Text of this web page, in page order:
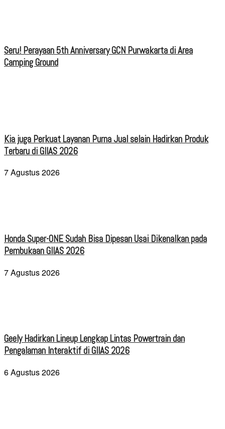
Seru! Perayaan 5th Anniversary GCN Purwakarta di Area
Camping Ground
Kia juga Perkuat Layanan Purna Jual selain Hadirkan Produk
Terbaru di GIIAS 2026
7 Agustus 2026
Honda Super-ONE Sudah Bisa Dipesan Usai Dikenalkan pada
Pembukaan GIIAS 2026
7 Agustus 2026
Geely Hadirkan Lineup Lengkap Lintas Powertrain dan
Pengalaman Interaktif di GIIAS 2026
6 Agustus 2026